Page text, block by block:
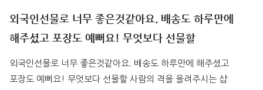
외국인선물로 너무 좋은것같아요. 배송도 하루만에
해주셨고 포장도 예뻐요! 무엇보다 선물할
외국인선물로 너무 좋은것같아요. 배송도 하루만에 해주셨고
포장도 예뻐요! 무엇보다 선물할 사람의 격을 올려주시는 샵